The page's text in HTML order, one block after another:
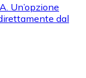
Un’opzione
dal